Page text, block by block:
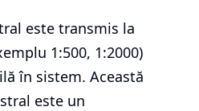
este transmis la
1:500, 1:2000)
în sistem. Această
este un